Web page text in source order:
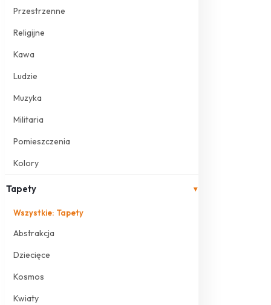
Przestrzenne
Religijne
Kawa
Ludzie
Muzyka
Militaria
Pomieszczenia
Kolory
Tapety ▾
Wszystkie: Tapety
Abstrakcja
Dziecięce
Kosmos
Kwiaty